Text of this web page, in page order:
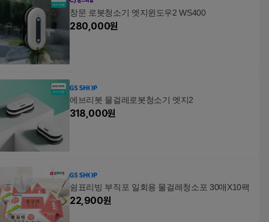
창문 로봇청소기 엣지윈도우2 WS400
280,000원
에브리봇 물걸레로봇청소기 엣지2
318,000원
쉼표리빙 부직포 일회용 물걸레청소포 30매X10팩
22,900원